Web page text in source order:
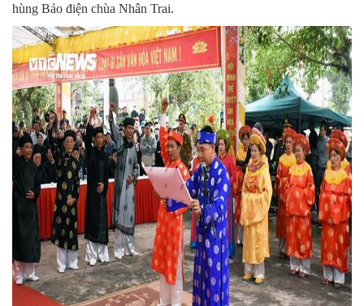
hùng Bảo điện chùa Nhân Trai.